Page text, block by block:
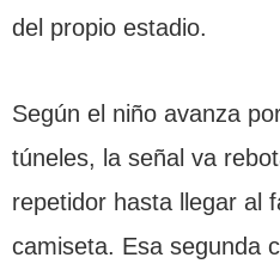
del propio estadio.
Según el niño avanza
túneles, la señal va
repetidor hasta llegar al
camiseta. Esa segunda